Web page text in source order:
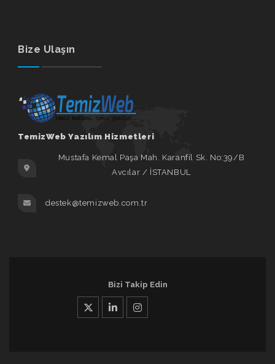
Bize Ulaşın
TemizWeb Yazılım Hizmetleri
Mustafa Kemal Paşa Mah. Karanfil Sk. No:39/B
Avcılar / İSTANBUL
destek@temizweb.com.tr
Bizi Takip Edin